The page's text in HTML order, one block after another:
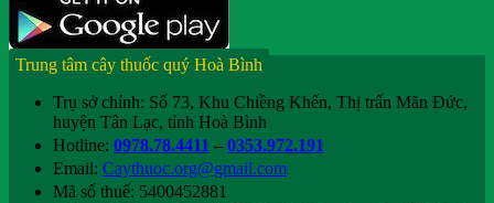
Trung tâm cây thuốc quý Hoà Bình
Trụ sở chính: Số 73, Khu Chiềng Khến, Thị trấn Mãn Đức,
huyện Tân Lạc, tỉnh Hoà Bình
Hotline: 0978.78.4411 – 0353.972.191
Email: Caythuoc.org@gmail.com
Mã số thuế: 5400452881